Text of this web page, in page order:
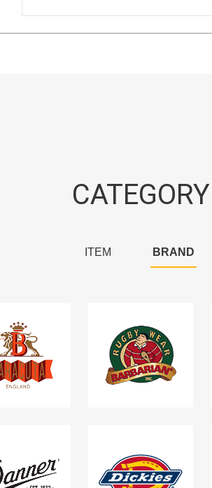
CATEGORY
ITEM BRAND